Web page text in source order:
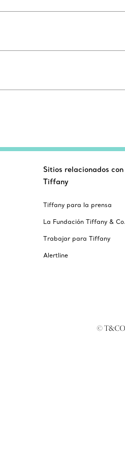
Sitios relacionados con
Tiffany
Tiffany para la prensa
La Fundación Tiffany & Co.
Trabajar para Tiffany
Alertline
©